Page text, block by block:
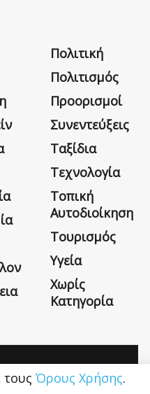
Πολιτική
Πολιτισμός
Προορισμοί
Συνεντεύξεις
Ταξίδια
Τεχνολογία
Τοπική
Αυτοδιοίκηση
Τουρισμός
Υγεία
Χωρίς
Κατηγορία
Όροι Χρήσης Επικοινωνία
τους Όρους Χρήσης.